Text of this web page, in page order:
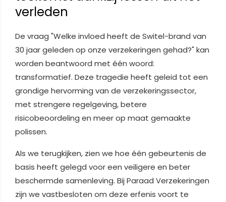
verleden
De vraag "Welke invloed heeft de Switel-brand van
30 jaar geleden op onze verzekeringen gehad?" kan
worden beantwoord met één woord:
transformatief. Deze tragedie heeft geleid tot een
grondige hervorming van de verzekeringssector,
met strengere regelgeving, betere
risicobeoordeling en meer op maat gemaakte
polissen.
Als we terugkijken, zien we hoe één gebeurtenis de
basis heeft gelegd voor een veiligere en beter
beschermde samenleving. Bij Paraad Verzekeringen
zijn we vastbesloten om deze erfenis voort te